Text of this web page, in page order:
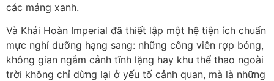
các mảng xanh.
Và Khải Hoàn Imperial đã thiết lập một hệ tiện ích chuẩn
mực nghỉ dưỡng hạng sang: những công viên rợp bóng,
không gian ngắm cảnh tĩnh lặng hay khu thể thao ngoài
trời không chỉ dừng lại ở yếu tố cảnh quan, mà là những